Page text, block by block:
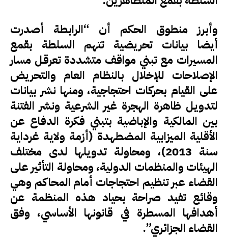
وأبرز منطوق الحكم أن “الرابطة أصدرت
أيضا بيانات تحريضية تتهم السلطة بقمع
المسيرات مع تبني مواقف متشددة تعرقل مسار
الإصلاحات للإخلال بالنظام العام والتحريض
على القيام بحركات احتجاجية، ومنها نشر بيانات
لتدويل ظاهرة الهجرة غير الشرعية ونشر الفتنة
بين المالكية والإباضية بتبني فكرة الدفاع عن
الأقلية الميزابية المضطهدة (أزمة ولاية غرداية
سنة 2013)، ومحاولة تدويلها لدى مختلف
الهيئات والمنظمات الدولية، ومحاولة التأثير على
القضاء عبر تنظيم احتجاجات أمام المحاكم وهي
وقائع تفيد صراحة بحياد هذه المنظمة عن
أهدافها المسطرة في قانونها الأساسي، وفق
القضاء الجزائري”.